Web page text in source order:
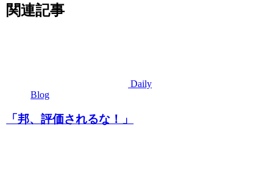
関連記事
Daily
Blog
「邦、評価されるな！」